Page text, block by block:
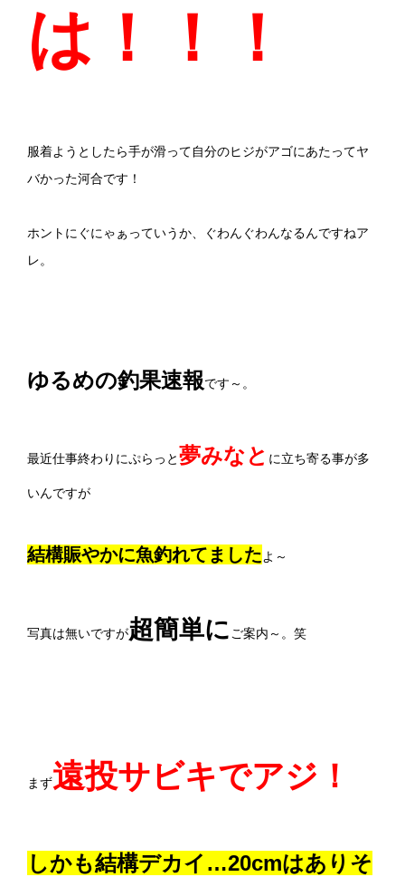
は！！！
服着ようとしたら手が滑って自分のヒジがアゴにあたってヤ
バかった河合です！
ホントにぐにゃぁっていうか、ぐわんぐわんなるんですねア
レ。
ゆるめの釣果速報です～。
最近仕事終わりにぷらっと夢みなと に立ち寄る事が多
いんですが
結構賑やかに魚釣れてましたよ～
写真は無いですが超簡単にご案内～。笑
まず遠投サビキでアジ！
しかも結構デカイ…20cmはありそ